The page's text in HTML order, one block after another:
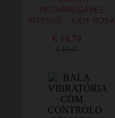
RECARREGÁVEL
INTENSE - JUDY ROSA
€ 14,74
€ 17,47